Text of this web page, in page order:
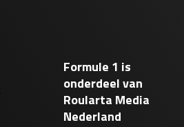
Formule 1 is
onderdeel van
Roularta Media
Nederland